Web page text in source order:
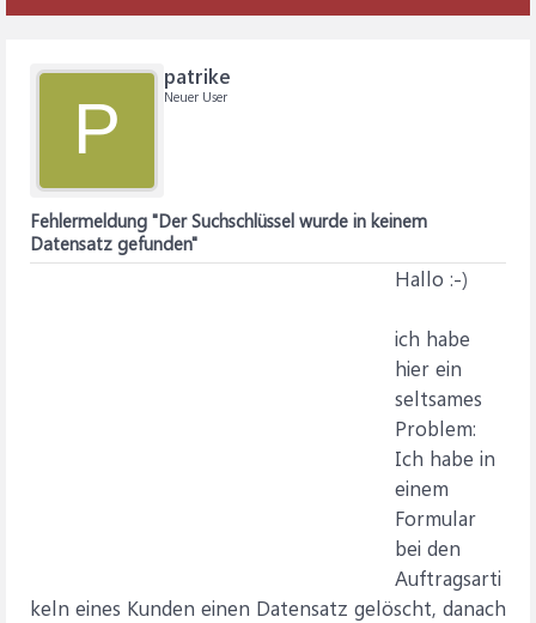
P
patrike
Neuer User
Fehlermeldung "Der Suchschlüssel wurde in keinem
Datensatz gefunden"
Hallo :-)
ich habe
hier ein
seltsames
Problem:
Ich habe in
einem
Formular
bei den
Auftragsarti
keln eines Kunden einen Datensatz gelöscht, danach